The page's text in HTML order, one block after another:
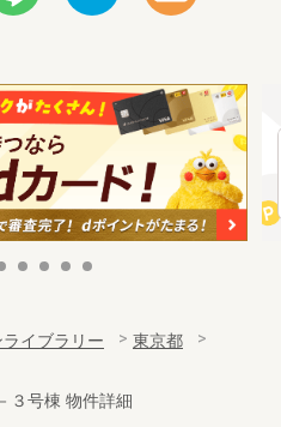
イブラリー
東京都
３号棟 物件詳細